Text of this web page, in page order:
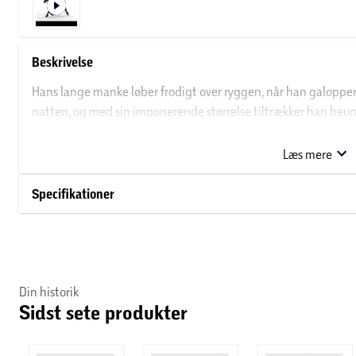
Beskrivelse
Hans lange manke løber frodigt over ryggen, når han
natten, og med sin imponerende størrelse tiltrækker han
personlighed og er meget pålidelig. Frieserhingsten
stole på.
Læs mere
Specifikationer
Din historik
Sidst sete produkter